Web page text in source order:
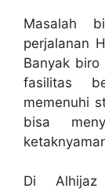
Masalah
perjalanan
Banyak biro
fasilitas
memenuhi
bisa
Di Alhijaz